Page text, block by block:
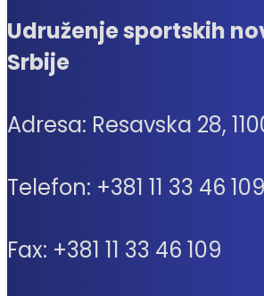
Udruženje sportskih
Srbije
Adresa: Resavska 28,
Telefon: +381 11 33 46 109
Fax: +381 11 33 46 109